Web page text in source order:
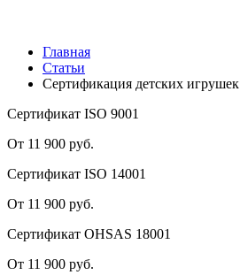
Главная
Статьи
Сертификация детских игрушек
Сертификат ISO 9001
От 11 900 руб.
Сертификат ISO 14001
От 11 900 руб.
Сертификат OHSAS 18001
От 11 900 руб.